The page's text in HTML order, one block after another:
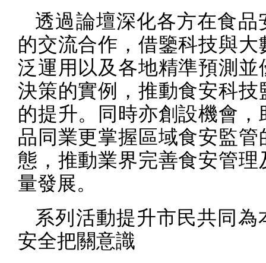
透過論壇深化各方在食品
的交流合作，借鑒科技與大
泛運用以及各地精準預測並
決策的實例，推動食安科技
的提升。同時亦創設機會，
品同業更掌握區域食安監管
態，推動業界完善食安管理
量發展。
系列活動提升市民共同為
安全把關意識